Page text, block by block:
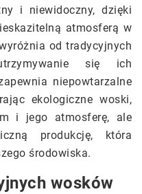
i niewidoczny, dzięki
atmosferą w
od tradycyjnych
się ich
niepowtarzalne
ekologiczne woski,
i jego atmosferę, ale
produkcję, która
środowiska.
wosków